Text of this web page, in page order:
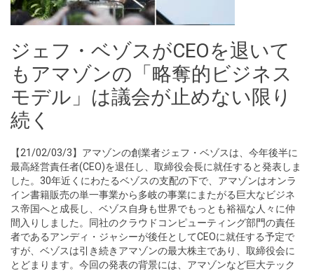
ジェフ・ベゾスがCEOを退いて
もアマゾンの「略奪的ビジネス
モデル」は議会が止めない限り
続く
【21/02/03/3】アマゾンの創業者ジェフ・ベゾスは、今年後半に
最高経営責任者(CEO)を退任し、取締役会長に就任すると発表しま
した。30年近くにわたるベゾスの支配の下で、アマゾンはオンラ
イン書籍販売の単一事業から多岐の事業にまたがる巨大なビジネ
ス帝国へと成長し、ベゾス自身も世界でもっとも裕福な人々に仲
間入りしました。同社のクラウドコンピューティング部門の責任
者であるアンディ・ジャシーが後任としてCEOに就任する予定で
すが、ベゾスは引き続きアマゾンの最大株主であり、取締役会に
とどまります。今回の発表の背景には、アマゾンなど巨大テック